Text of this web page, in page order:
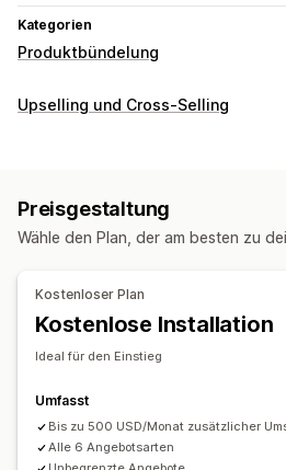
Kategorien
Produktbündelung
Bundle-Typen
Häufig zusammen gekauft
Preisstaffelung
Mengenrabatte
Upselling und Cross-Selling
Angebote und Empfehlungen
Preisgestaltung
Wähle den Plan, der am besten zu
Kostenloser Plan
Kostenlose Installation
Ideal für den Einstieg
Umfasst
Bis zu 500 USD/Monat zusätzlicher
Alle 6 Angebotsarten